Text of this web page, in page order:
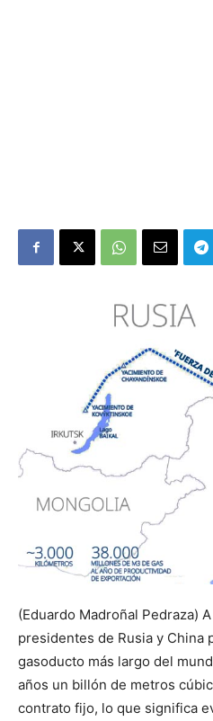
(Eduardo Madroñal Pedraza)
presidentes de Rusia y China
gasoducto más largo del
años un billón de metros
contrato fijo, lo que significa